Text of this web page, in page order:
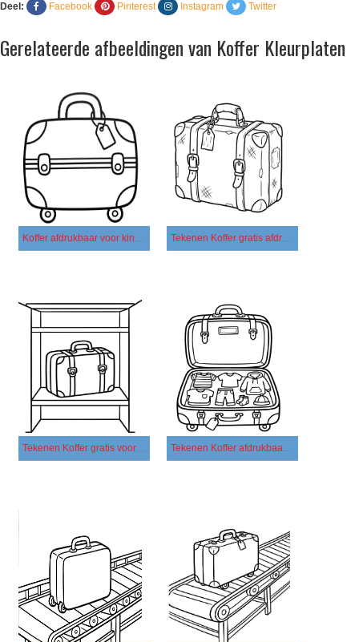
Deel: Facebook Pinterest Instagram Twitter
Gerelateerde afbeeldingen van Koffer Kleurplaten
Koffer afdrukbaar voor kinderen Tekenen Koffer gratis afdrukbaar eenvoudig
Tekenen Koffer gratis voor kinderen Tekenen Koffer afdrukbaar simpel